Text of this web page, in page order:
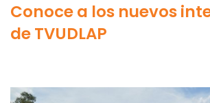
Conoce a los nuevos
de TVUDLAP